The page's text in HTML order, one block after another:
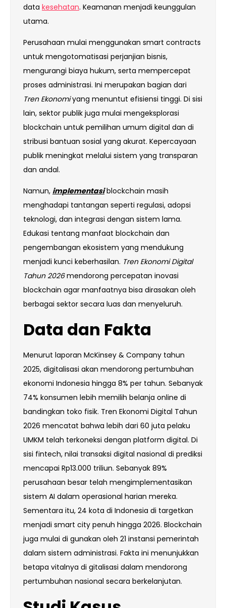
data kesehatan. Keamanan menjadi keunggulan
utama.
Perusahaan mulai menggunakan smart contracts
untuk mengotomatisasi perjanjian bisnis,
mengurangi biaya hukum, serta mempercepat
proses administrasi. Ini merupakan bagian dari
Tren Ekonomiyang menuntut efisiensi tinggi. Di sisi
lain, sektor publik juga mulai mengeksplorasi
blockchain untuk pemilihan umum digital dan di
stribusi bantuan sosial yang akurat. Kepercayaan
publik meningkat melalui sistem yang transparan
dan andal.
Namun, implementasiblockchain masih
menghadapi tantangan seperti regulasi, adopsi
teknologi, dan integrasi dengan sistem lama.
Edukasi tentang manfaat blockchain dan
pengembangan ekosistem yang mendukung
menjadi kunci keberhasilan. Tren Ekonomi Digital
Tahun 2026mendorong percepatan inovasi
blockchain agar manfaatnya bisa dirasakan oleh
berbagai sektor secara luas dan menyeluruh.
Data dan Fakta
Menurut laporan McKinsey & Company tahun
2025, digitalisasi akan mendorong pertumbuhan
ekonomi Indonesia hingga 8% per tahun. Sebanyak
74% konsumen lebih memilih belanja online di
bandingkan toko fisik. Tren Ekonomi Digital Tahun
2026 mencatat bahwa lebih dari 60 juta pelaku
UMKM telah terkoneksi dengan platform digital. Di
sisi fintech, nilai transaksi digital nasional di prediksi
mencapai Rp13.000 triliun. Sebanyak 89%
perusahaan besar telah mengimplementasikan
sistem AI dalam operasional harian mereka.
Sementara itu, 24 kota di Indonesia di targetkan
menjadi smart city penuh hingga 2026. Blockchain
juga mulai di gunakan oleh 21 instansi pemerintah
dalam sistem administrasi. Fakta ini menunjukkan
betapa vitalnya di gitalisasi dalam mendorong
pertumbuhan nasional secara berkelanjutan.